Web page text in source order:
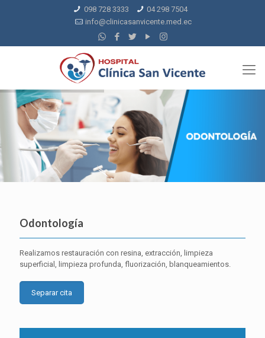
098 728 3333
04 298 7504
info@clinicasanvicente.med.ec
Odontología
Realizamos restauración con resina, extracción, limpieza
superficial, limpieza profunda, fluorización, blanqueamientos.
Separar cita